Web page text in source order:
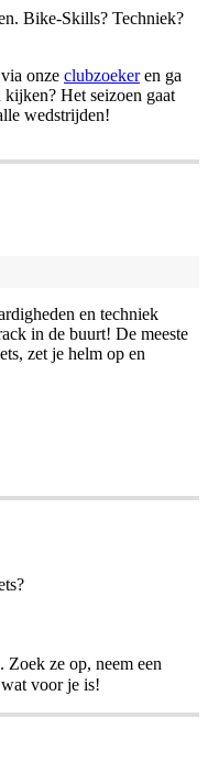
Bike-Skills? Techniek?
onze clubzoekeren ga
Het seizoen gaat
wedstrijden!
Nederland
en techniek
in de buurt! De meeste
zet je helm op en
fiets?
Zoek ze op, neem een
voor je is!